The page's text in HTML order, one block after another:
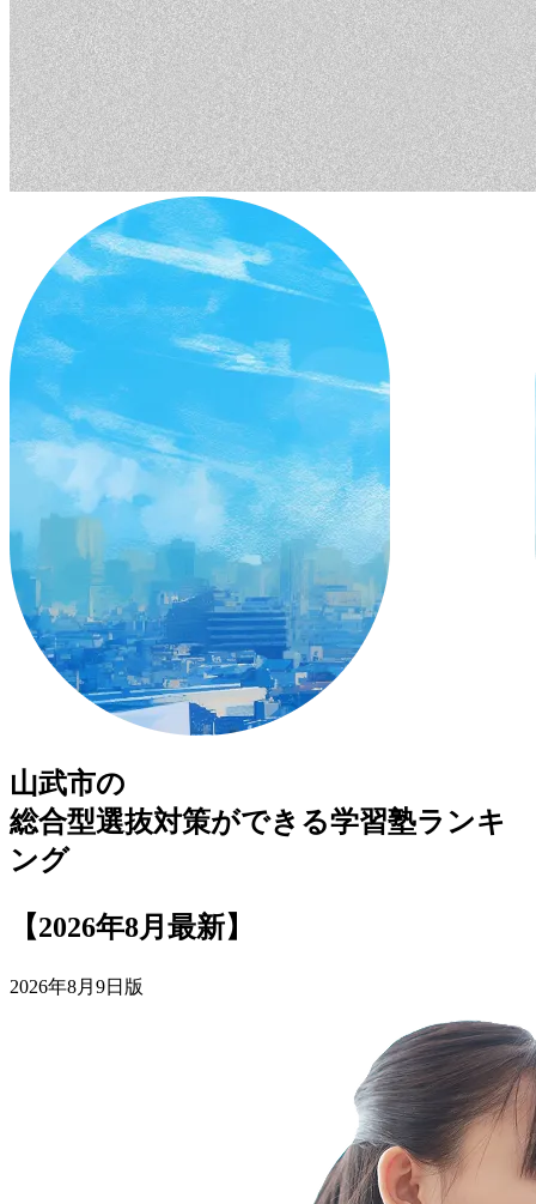
山武市の
総合型選抜対策ができる学習塾ランキ
ング
【2026年8月最新】
2026年8月9日版